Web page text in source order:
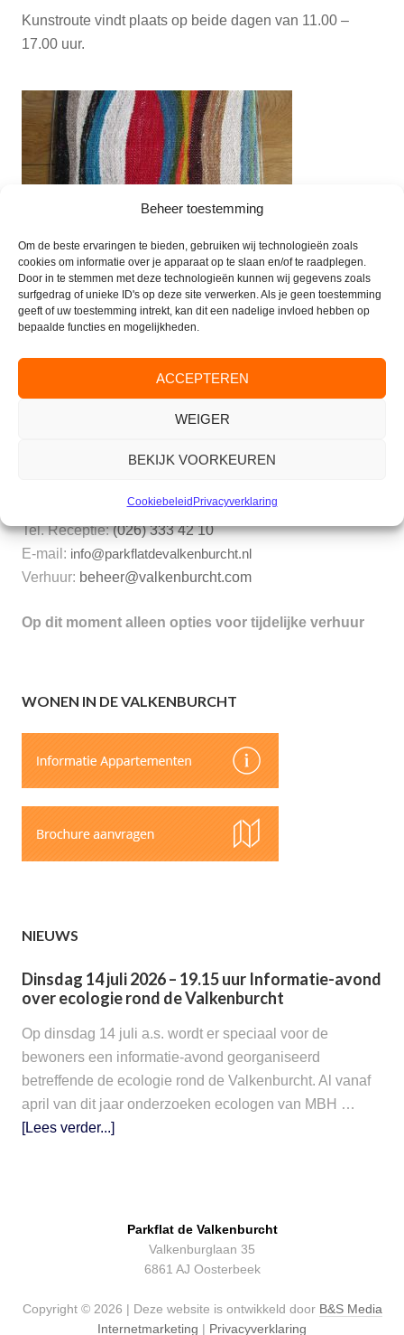
Beheer toestemming
Om de beste ervaringen te bieden, gebruiken wij technologieën zoals
cookies om informatie over je apparaat op te slaan en/of te raadplegen.
Door in te stemmen met deze technologieën kunnen wij gegevens zoals
surfgedrag of unieke ID's op deze site verwerken. Als je geen toestemming
geeft of uw toestemming intrekt, kan dit een nadelige invloed hebben op
bepaalde functies en mogelijkheden.
ACCEPTEREN
WEIGER
BEKIJK VOORKEUREN
Cookiebeleid Privacyverklaring
Kunstroute vindt plaats op beide dagen van 11.00 –
17.00 uur.
Zie ook www.kunstroute-renkum.nl
Parkflat de Valkenburcht
6861 AJ Oosterbeek
Tel. Receptie:(026) 333 42 10
E-mail: info@parkflatdevalkenburcht.nl
Verhuur: beheer@valkenburcht.com
Op dit moment alleen opties voor tijdelijke verhuur
WONEN IN DE VALKENBURCHT
NIEUWS
Dinsdag 14 juli 2026 – 19.15 uur Informatie-avond
over ecologie rond de Valkenburcht
Op dinsdag 14 juli a.s. wordt er speciaal voor de
bewoners een informatie-avond georganiseerd
betreffende de ecologie rond de Valkenburcht. Al vanaf
april van dit jaar onderzoeken ecologen van MBH …
[Lees verder...]
Parkflat de Valkenburcht
Valkenburglaan 35
6861 AJ Oosterbeek
Copyright © 2026 | Deze website is ontwikkeld door B&S Media
Internetmarketing | Privacyverklaring